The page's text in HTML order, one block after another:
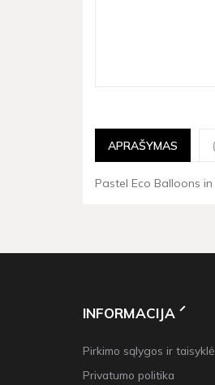
APRAŠYMAS
Pastel Eco Balloons
INFORMACIJA
Pirkimo sąlygos ir
Privatumo politika